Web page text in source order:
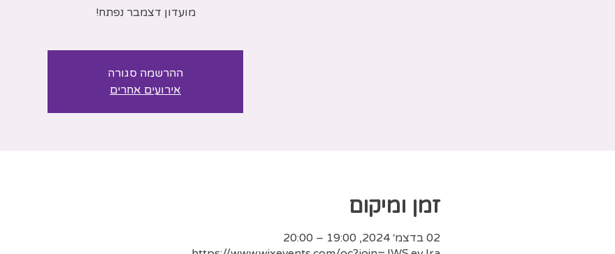
מועדון דצמבר נפתח!
ההרשמה סגורה
אירועים אחרים
זמן ומיקום
02 בדצמ׳ 2024, 19:00 – 20:00